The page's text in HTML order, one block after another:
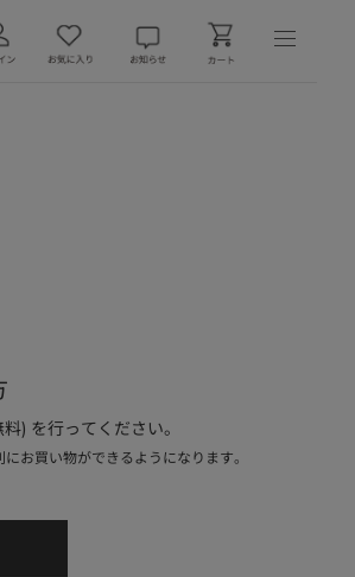
) を行ってください。
お買い物ができるようになります。